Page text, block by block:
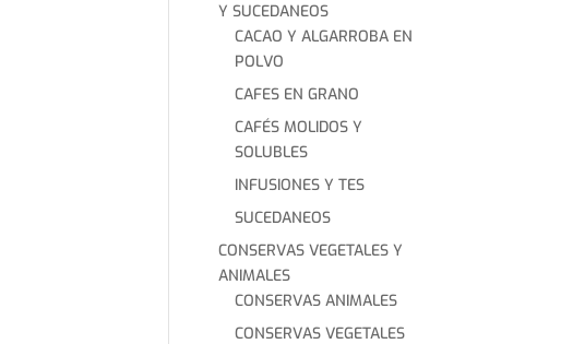
Y SUCEDANEOS
CACAO Y ALGARROBA EN
POLVO
CAFES EN GRANO
CAFÉS MOLIDOS Y
SOLUBLES
INFUSIONES Y TES
SUCEDANEOS
CONSERVAS VEGETALES Y
ANIMALES
CONSERVAS ANIMALES
CONSERVAS VEGETALES